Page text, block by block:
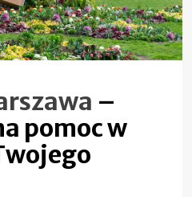
–
pomoc w